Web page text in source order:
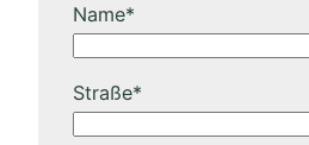
Name*
Straße*